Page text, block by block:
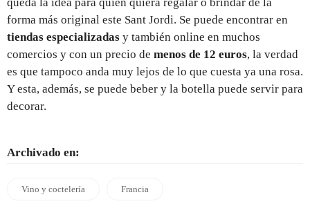
forma más original este Sant Jordi. Se puede encontrar en
tiendas especializadas y también online en muchos
comercios y con un precio de menos de 12 euros, la verdad
es que tampoco anda muy lejos de lo que cuesta ya una rosa.
Y esta, además, se puede beber y la botella puede servir para
decorar.
Archivado en:
Vino y coctelería Francia